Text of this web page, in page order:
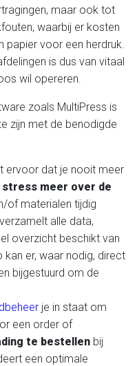
maar ook tot
waarbij er kosten
papier voor een herdruk.
is dus van vitaal
wil opereren.
zoals MultiPress is
zijn met de benodigde
ervoor dat je nooit meer
stress meer over de
of materialen tijdig
alle data,
overzicht beschikt van
kan er, waar nodig, direct
bijgestuurd om de
je in staat om
een order of
te bestellen bij
een optimale